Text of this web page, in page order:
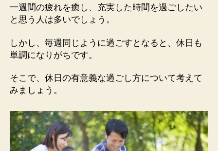
一週間の疲れを癒し、充実した時間を過ごしたい
と思う人は多いでしょう。
しかし、毎週同じように過ごすとなると、休日も
単調になりがちです。
そこで、休日の有意義な過ごし方について考えて
みましょう。